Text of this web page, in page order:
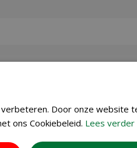
Door onze website
ons Cookiebeleid. Lees verder